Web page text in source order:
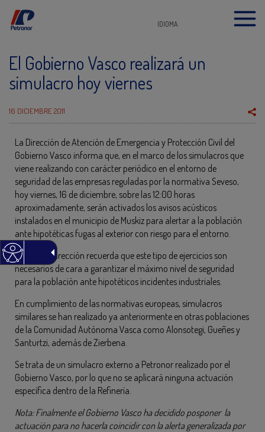
IDIOMA
El Gobierno Vasco realizará un
simulacro hoy viernes
16 DICIEMBRE 2011
La Dirección de Atención de Emergencia y Protección Civil del
Gobierno Vasco informa que, en el marco de los simulacros que
viene realizando con carácter periódico en el entorno de
seguridad de las empresas reguladas por la normativa Seveso,
hoy viernes, 16 de diciembre, sobre las 12:00 horas
aproximadamente, serán activados los avisos acústicos
instalados en el municipio de Muskiz para alertar a la población
ante hipotéticas fugas al exterior con riesgo para el entorno.
La propia Dirección recuerda que este tipo de ejercicios son
necesarios de cara a garantizar el máximo nivel de seguridad
para la población ante hipotéticos incidentes industriales.
En cumplimiento de las normativas europeas, simulacros
similares se han realizado ya anteriormente en otras poblaciones
de la Comunidad Autónoma Vasca como Alonsotegi, Gueñes y
Santurtzi, además de Zierbena.
Se trata de un simulacro externo a Petronor realizado por el
Gobierno Vasco, por lo que no se aplicará ninguna actuación
específica dentro de la Refinería.
Nota: Finalmente el Gobierno Vasco ha decidido posponer la
actuación para no hacerla coincidir con la alerta generalizada por